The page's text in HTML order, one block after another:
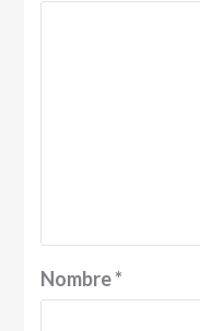
Nombre*